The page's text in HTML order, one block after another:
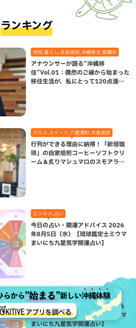
ランキング
地域,暮らし,本島南部,沖縄移住,那覇市
アナウンサーが語る”沖縄移
住”Vol.01：偶然のご縁から始まった
移住生活が、私にとって120点満点
グルメ,スイーツ,八重瀬町,本島南部
行列ができる理由に納得！「新垣珈
琲」の自家焙煎コーヒーソフトクリ
ーム＆炙りマシュマロのスモアラテ
エンタメ,占い
今日の占い・開運アドバイス 2026
年8月5日（水）【琉球鑑定士ミウマ
まいにち九星気学開運占い】
エンタメ,占い
今日の占い・開運アドバイス 2026
年8月9日（日）【琉球鑑定士ミウマ
まいにち九星気学開運占い】